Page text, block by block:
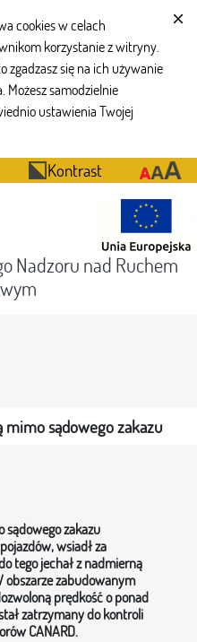
cookies w celach
korzystanie z witryny.
zgadzasz się na ich używanie
Możesz samodzielnie
ustawienia Twojej
Kontrast
Nadzoru nad Ruchem
sądowego zakazu
sądowego zakazu
wsiadł za
tego jechał z nadmierną
obszarze zabudowanym
prędkość o ponad
zatrzymany do kontroli
CANARD.